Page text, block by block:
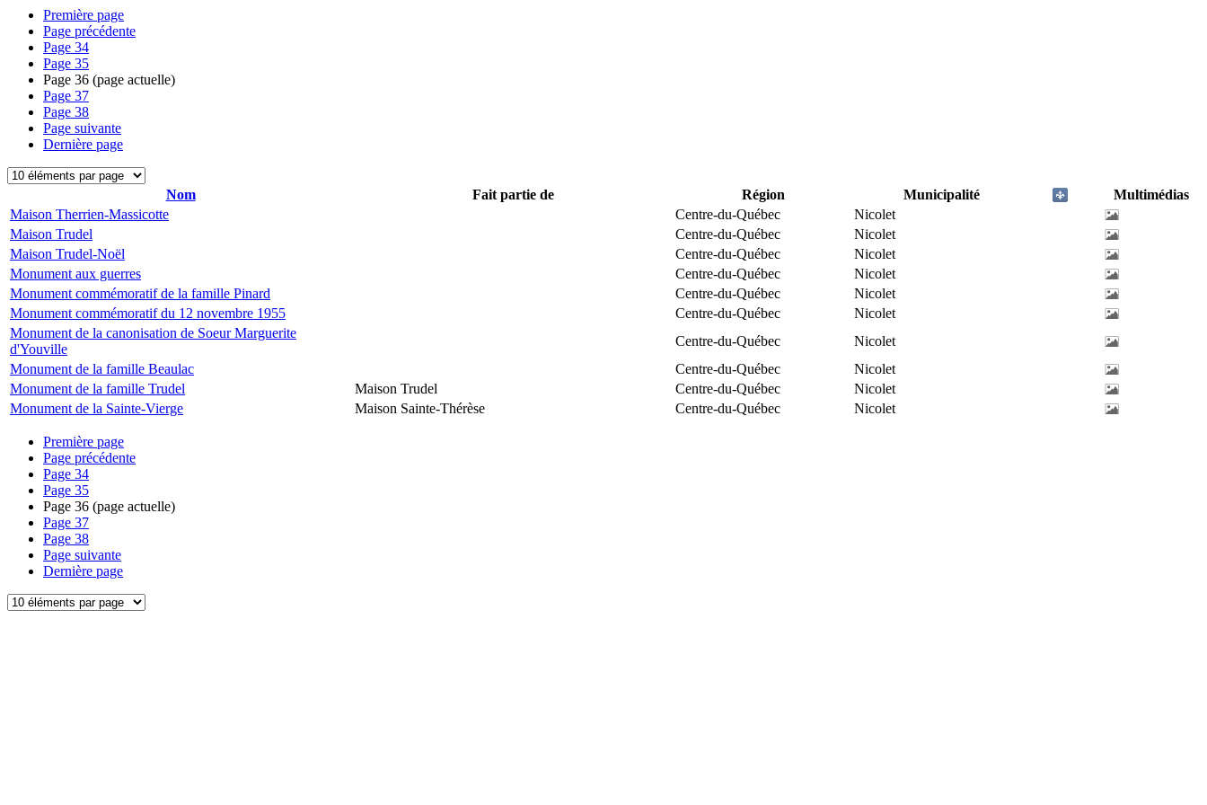
Première page
Page précédente
Page 34
Page 35
Page 36 (page actuelle)
Page 37
Page 38
Page suivante
Dernière page
Nom Fait partie de Région Municipalité
Multimédias
Maison Therrien-Massicotte
Centre-du-Québec
Nicolet
Maison Trudel
Centre-du-Québec
Nicolet
Maison Trudel-Noël
Centre-du-Québec
Nicolet
Monument aux guerres
Centre-du-Québec
Nicolet
Monument commémoratif de la famille Pinard
Centre-du-Québec
Nicolet
Monument commémoratif du 12 novembre 1955
Centre-du-Québec
Nicolet
Monument de la canonisation de Soeur Marguerite
d'Youville
Centre-du-Québec
Nicolet
Monument de la famille Beaulac
Centre-du-Québec
Nicolet
Monument de la famille Trudel
Maison Trudel Centre-du-Québec
Nicolet
Monument de la Sainte-Vierge
Maison Sainte-Thérèse Centre-du-Québec Nicolet
Première page
Page précédente
Page 34
Page 35
Page 36 (page actuelle)
Page 37
Page 38
Page suivante
Dernière page